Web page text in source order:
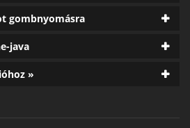
gombnyomásra
java
»